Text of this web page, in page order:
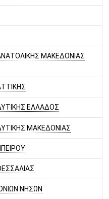
ΜΑΚΕΔΟΝΙΑΣ
ΕΛΛΑΔΟΣ
ΜΑΚΕΔΟΝΙΑΣ
ΝΗΣΩΝ